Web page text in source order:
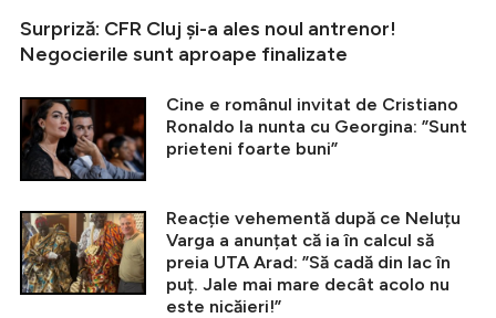
Surpriză: CFR Cluj și-a ales noul antrenor!
Negocierile sunt aproape finalizate
Cine e românul invitat de Cristiano
Ronaldo la nunta cu Georgina: ”Sunt
prieteni foarte buni”
Reacție vehementă după ce Neluțu
Varga a anunțat că ia în calcul să
preia UTA Arad: ”Să cadă din lac în
puț. Jale mai mare decât acolo nu
este nicăieri!”